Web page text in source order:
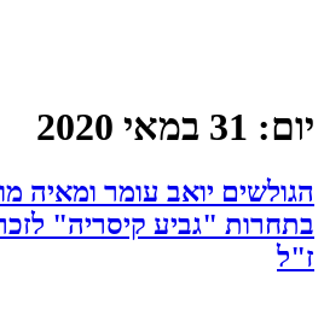
יום: 31 במאי 2020
הגולשים יואב עומר ומאיה
בתחרות "גביע קיסריה"
ז"ל